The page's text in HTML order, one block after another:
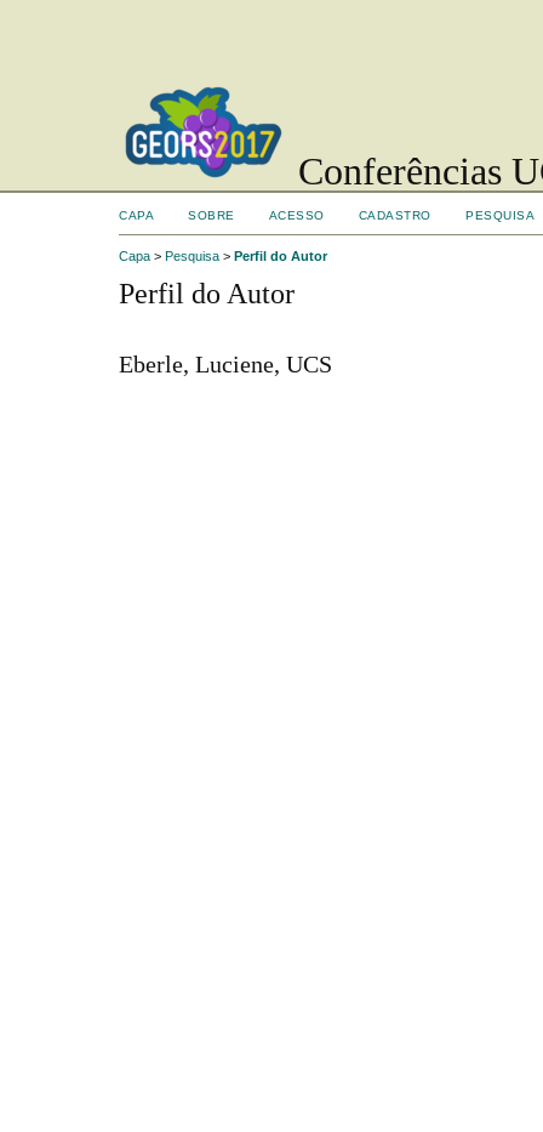
Conferências
CAPA SOBRE ACESSO CADASTRO PESQUISA
Capa > Pesquisa > Perfil do Autor
Perfil do Autor
Eberle, Luciene, UCS